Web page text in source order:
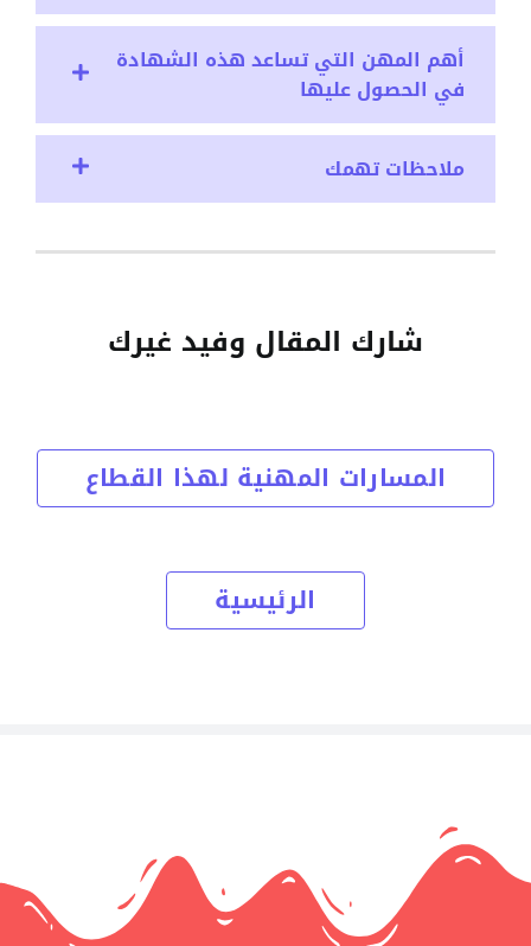
أهم المهن التي تساعد هذه الشهادة
في الحصول عليها
ملاحظات تهمك
شارك المقال وفيد غيرك
المسارات المهنية لهذا القطاع
الرئيسية